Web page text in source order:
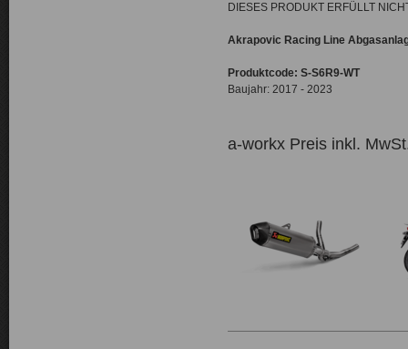
DIESES PRODUKT ERFÜLLT
Akrapovic Racing Line
Produktcode: S-S6R9-WT
Baujahr: 2017 - 2023
a-workx Preis inkl.